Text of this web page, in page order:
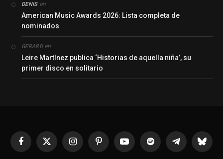
DENISen
American Music Awards 2026: Lista completa de
nominados
GERARDen
Leire Martínez publica ‘Historias de aquella niña’, su
primer disco en solitario
Facebook
X
InstagramPinterestYouTubeSpotify Telegrama